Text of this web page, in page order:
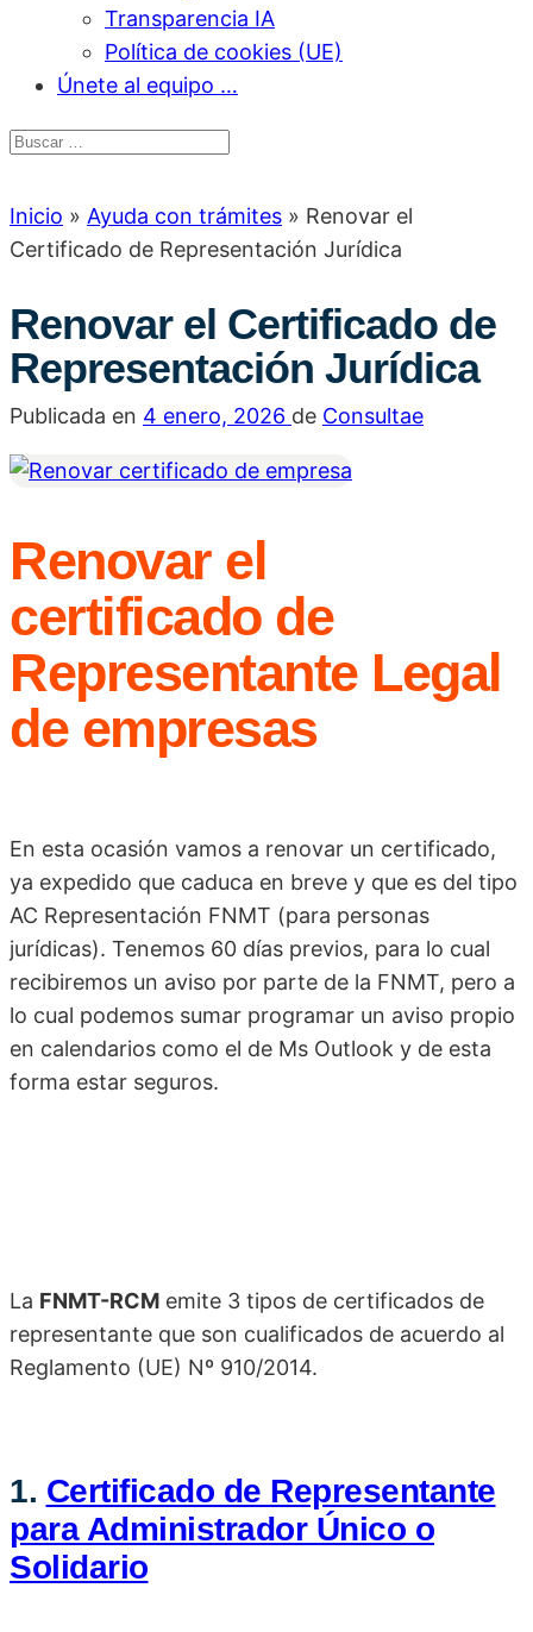
Transparencia IA
Política de cookies (UE)
Únete al equipo …
Inicio » Ayuda con trámites » Renovar el
Certificado de Representación Jurídica
Renovar el Certificado de
Representación Jurídica
Publicada en 4 enero, 2026 de Consultae
Renovar el
certificado de
Representante Legal
de empresas
En esta ocasión vamos a renovar un certificado,
ya expedido que caduca en breve y que es del tipo
AC Representación FNMT (para personas
jurídicas). Tenemos 60 días previos, para lo cual
recibiremos un aviso por parte de la FNMT, pero a
lo cual podemos sumar programar un aviso propio
en calendarios como el de Ms Outlook y de esta
forma estar seguros.
La FNMT-RCM emite 3 tipos de certificados de
representante que son cualificados de acuerdo al
Reglamento (UE) Nº 910/2014.
1. Certificado de Representante
para Administrador Único o
Solidario